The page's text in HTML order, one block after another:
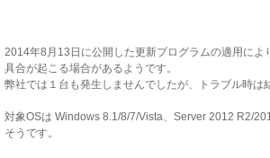
2014年8月13日に公開した更新プログラムの適用によ
具合が起こる場合があるようです。
弊社では１台も発生しませんでしたが、トラブル時は
対象OSは Windows 8.1/8/7/Vista、Server 2012 R2/
そうです。